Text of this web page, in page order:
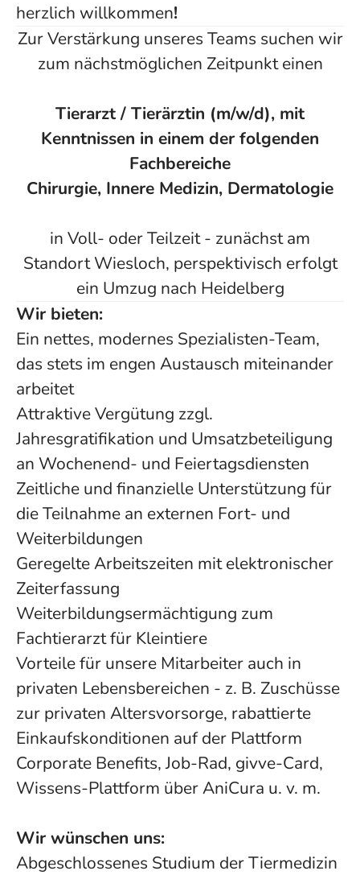
herzlich willkommen!
Zur Verstärkung unseres Teams suchen wir
zum nächstmöglichen Zeitpunkt einen
Tierarzt / Tierärztin (m/w/d), mit
Kenntnissen in einem der folgenden
Fachbereiche
Chirurgie, Innere Medizin, Dermatologie
in Voll- oder Teilzeit - zunächst am
Standort Wiesloch, perspektivisch erfolgt
ein Umzug nach Heidelberg
Wir bieten:
Ein nettes, modernes Spezialisten-Team,
das stets im engen Austausch miteinander
arbeitet
Attraktive Vergütung zzgl.
Jahresgratifikation und Umsatzbeteiligung
an Wochenend- und Feiertagsdiensten
Zeitliche und finanzielle Unterstützung für
die Teilnahme an externen Fort- und
Weiterbildungen
Geregelte Arbeitszeiten mit elektronischer
Zeiterfassung
Weiterbildungsermächtigung zum
Fachtierarzt für Kleintiere
Vorteile für unsere Mitarbeiter auch in
privaten Lebensbereichen - z. B. Zuschüsse
zur privaten Altersvorsorge, rabattierte
Einkaufskonditionen auf der Plattform
Corporate Benefits, Job-Rad, givve-Card,
Wissens-Plattform über AniCura u. v. m.
Wir wünschen uns:
Abgeschlossenes Studium der Tiermedizin